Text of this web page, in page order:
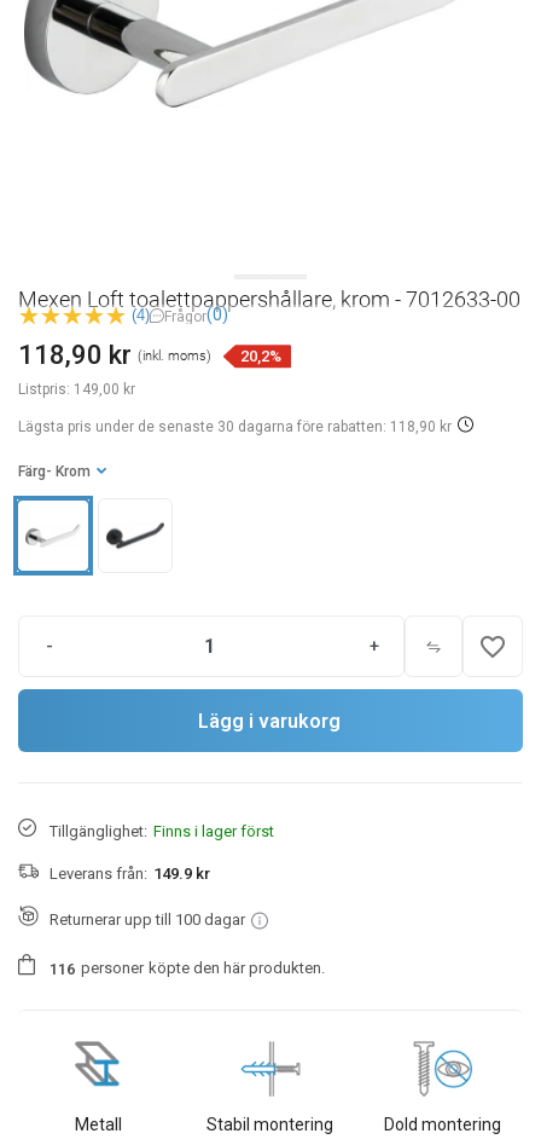
Mexen Loft toalettpappershållare, krom - 7012633-00
(4) Frågor(0)
Listpris: 149,00 kr
118,90 kr (inkl. moms) 20,2%
Lägsta pris under de senaste 30 dagarna före rabatten: 118,90 kr
Färg - Krom
- + favorite_border
Lägg i varukorg
Tillgänglighet: Finns i lager först
Leverans från: 149.9 kr
Returnerar upp till 100 dagar
1 1 6 personer köpte den här produkten.
Metall Stabil montering Dold montering